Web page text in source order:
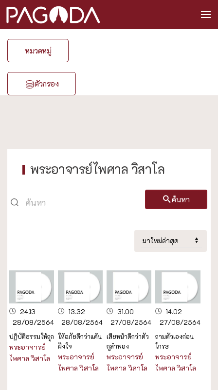
หมวดหมู่
ตัวกรอง
พระอาจารย์ไพศาล วิสาโล
ค้นหา
24.13
28/08/2564
ปฏิบัติธรรมให้ถูก
พระอาจารย์
ไพศาล วิสาโล
13.32
28/08/2564
ให้อภัยดีกว่าแค้น
ฝังใจ
พระอาจารย์
ไพศาล วิสาโล
31.00
27/08/2564
เสียหน้าดีกว่าตัว
กูลำพอง
พระอาจารย์
ไพศาล วิสาโล
14.02
27/08/2564
ถามตัวเองก่อน
โกรธ
พระอาจารย์
ไพศาล วิสาโล